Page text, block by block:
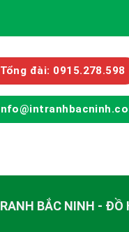
Tổng đài: 0915.278.598
BẮC NINH - ĐỒ